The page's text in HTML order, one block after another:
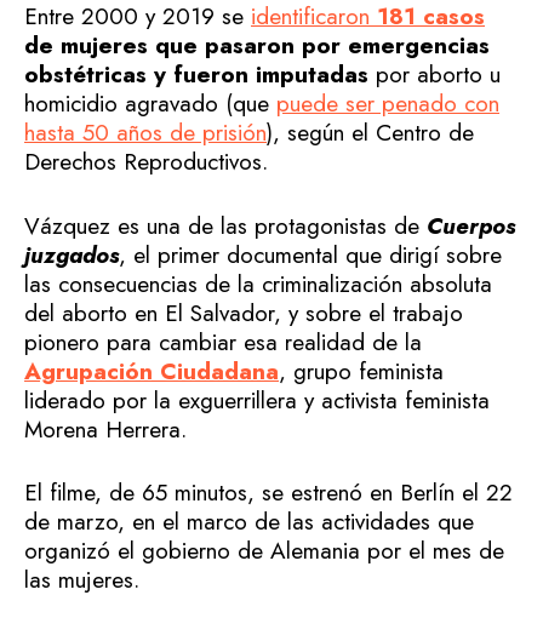
Entre 2000 y 2019 se identificaron 181 casos
de mujeres que pasaron por emergencias
obstétricas y fueron imputadas por aborto u
homicidio agravado (que puede ser penado con
hasta 50 años de prisión), según el Centro de
Derechos Reproductivos.
Vázquez es una de las protagonistas de Cuerpos
juzgados, el primer documental que dirigí sobre
las consecuencias de la criminalización absoluta
del aborto en El Salvador, y sobre el trabajo
pionero para cambiar esa realidad de la
Agrupación Ciudadana, grupo feminista
liderado por la exguerrillera y activista feminista
Morena Herrera.
El filme, de 65 minutos, se estrenó en Berlín el 22
de marzo, en el marco de las actividades que
organizó el gobierno de Alemania por el mes de
las mujeres.